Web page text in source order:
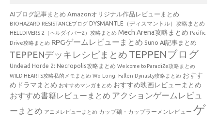
AIブログ記事まとめ Amazonオリジナル作品レビューまとめ
BIOHAZARD RESISTANCEブログ DYSMANTLE（ディスマントル）攻略まとめ
HELLDIVERS 2（ヘルダイバー2）攻略まとめ Mech Arena攻略まとめ Pacific
Drive攻略まとめ RPGゲームレビューまとめ Suno AI記事まとめ
TEPPENデッキレシピまとめ TEPPENブログ
Undead Horde 2: Necropolis攻略まとめ Welcome to ParadiZe攻略まとめ
WILD HEARTS攻略私的メモまとめ Wo Long: Fallen Dynasty攻略まとめ おすす
めドラマまとめ おすすめマンガまとめ おすすめ映画レビューまとめ
おすすめ書籍レビューまとめ アクションゲームレビュ
ーまとめ アニメレビューまとめ カップ麺・カップラーメンレビュー ゲ